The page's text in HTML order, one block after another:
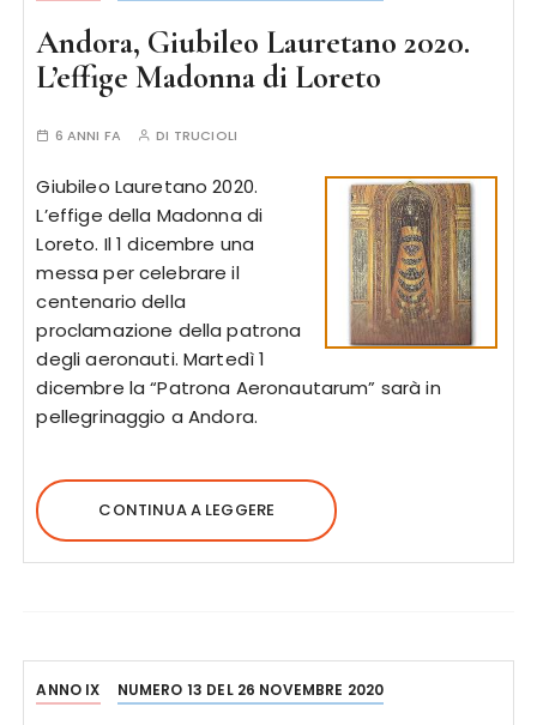
Andora, Giubileo Lauretano 2020.
L’effige Madonna di Loreto
6 ANNI FA DI TRUCIOLI
Giubileo Lauretano 2020.
L’effige della Madonna di
Loreto. Il 1 dicembre una
messa per celebrare il
centenario della
proclamazione della patrona
degli aeronauti. Martedì 1
dicembre la “Patrona Aeronautarum” sarà in
pellegrinaggio a Andora.
CONTINUA A LEGGERE
ANNO IX NUMERO 13 DEL 26 NOVEMBRE 2020